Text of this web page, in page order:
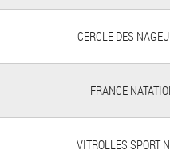
CERCLE DES
FRANCE
VITROLLES SPORT